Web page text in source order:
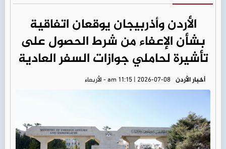
الأردن وأذربيجان يوقعان اتفاقية
بشأن الإعفاء من شرط الحصول على
تأشيرة لحاملي جوازات السفر العادية
أخبار الأردن am 11:15 | 2026-07-08 - الأربعاء